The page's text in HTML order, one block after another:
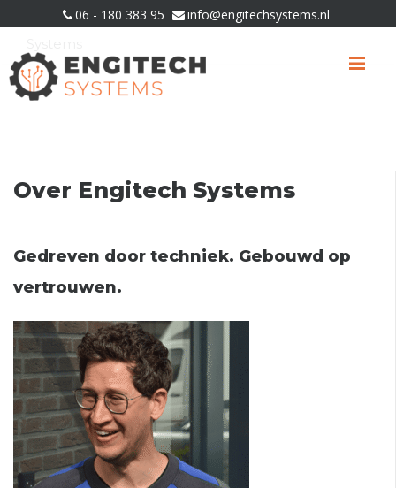
06 - 180 383 95 info@engitechsystems.nl
U bevindt zich hier:Home»Over Engitech
Over Engitech Systems
Gedreven door techniek. Gebouwd op
vertrouwen.